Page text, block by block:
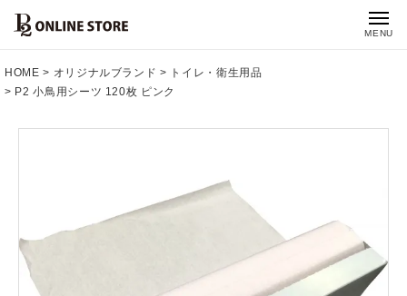
MENU
HOME オリジナルブランド
トイレ・衛生用品
P2 小鳥用シーツ 120枚 ピンク